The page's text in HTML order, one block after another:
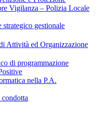
Vigilanza – Polizia Locale
gestionale
Attività ed Organizzazione
di programmazione
nella P.A.